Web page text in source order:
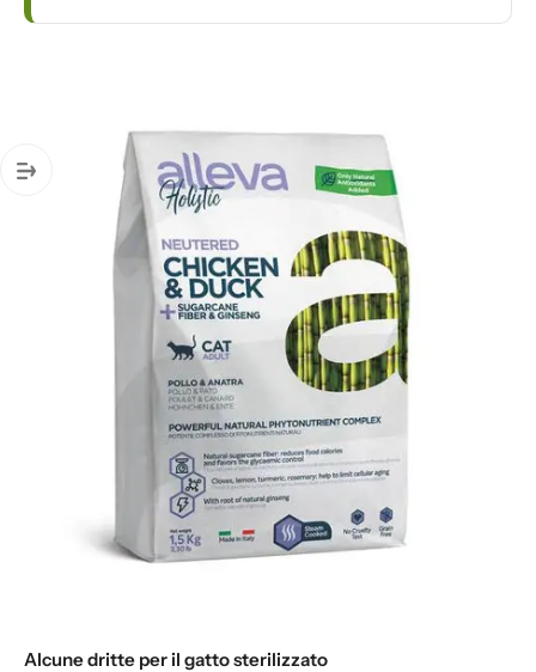
Alcune dritte per il gatto sterilizzato